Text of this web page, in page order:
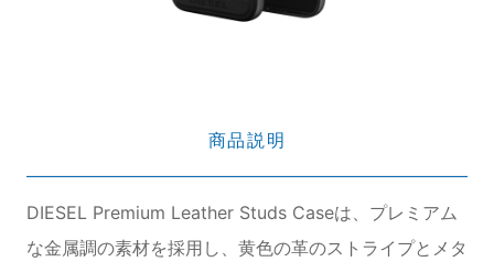
商品説明
DIESEL Premium Leather Studs Caseは、プレミアム
な金属調の素材を採用し、黄色の革のストライプとメタ